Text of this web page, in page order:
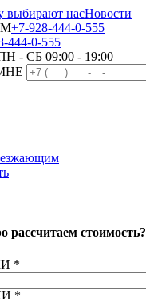
выбирают насНовости
+7-928-444-0-555
444-0-555
- СБ 09:00 - 19:00
рассчитаем стоимость?
*
*